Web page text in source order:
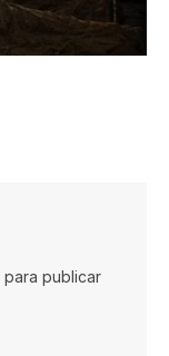
para publicar